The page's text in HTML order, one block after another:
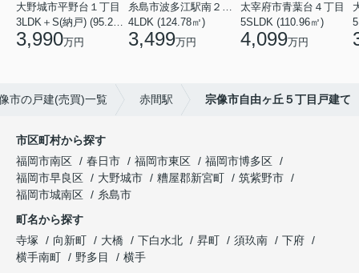
大野城市平野台１丁目
3LDK＋S(納戸) (95.23㎡)
3,990万円
糸島市波多江駅南２丁目
4LDK (124.78㎡)
3,499万円
太宰府市青葉台４丁目
5SLDK (110.96㎡)
4,099万円
市の戸建(売買)一覧 赤間駅 宗像市自由ヶ丘５丁目戸建て
市区町村から探す
福岡市南区
春日市 福岡市東区
福岡市博多区
福岡市早良区
大野城市 糟屋郡新宮町
筑紫野市
福岡市城南区
糸島市
町名から探す
寺塚
向新町 大橋 下白水北 昇町 須玖南
下府
横手南町
野多目
横手